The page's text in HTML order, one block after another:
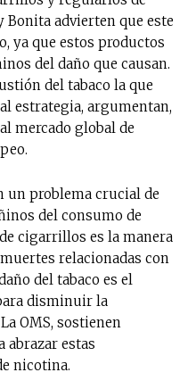
Bonita advierten que este
ya que estos productos
del daño que causan.
del tabaco la que
estrategia, argumentan,
mercado global de
un problema crucial de
del consumo de
cigarrillos es la manera
relacionadas con
del tabaco es el
disminuir la
OMS, sostienen
abrazar estas
nicotina.